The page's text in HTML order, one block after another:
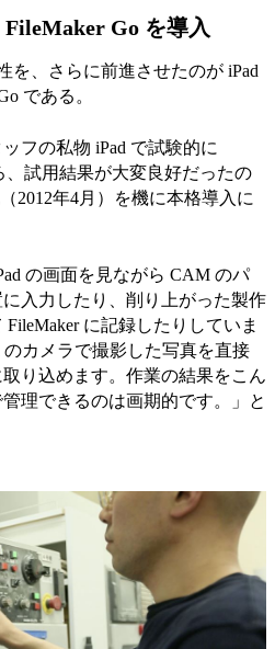
Go を導入
を、さらに前進させたのが iPad
である。
フの私物 iPad で試験的に
試用結果が大変良好だったの
2012年4月）を機に本格導入に
の画面を見ながら CAM のパ
入力したり、削り上がった製作
に記録したりしていま
のカメラで撮影した写真を直接
り込めます。作業の結果をこん
理できるのは画期的です。」と